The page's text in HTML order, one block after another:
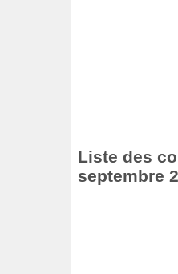
Liste des
septembre